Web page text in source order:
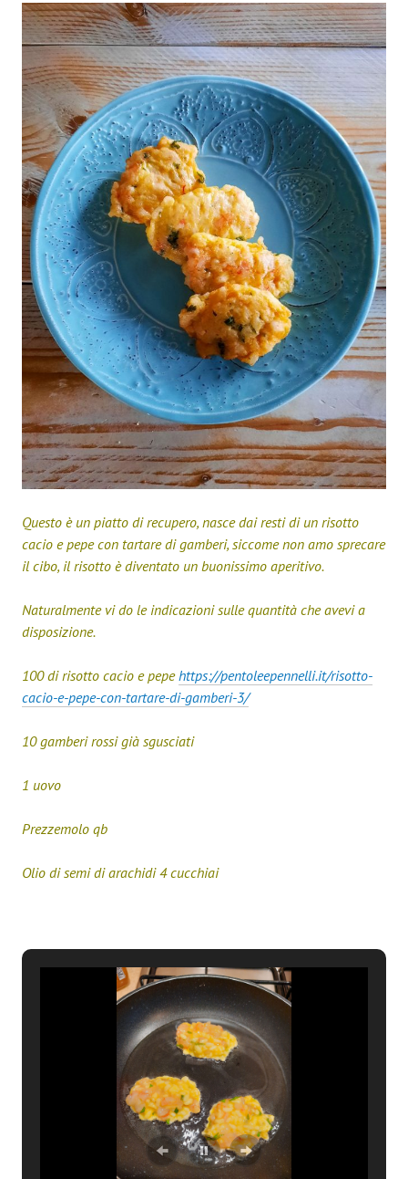
Questo è un piatto di recupero, nasce dai resti di un risotto
cacio e pepe con tartare di gamberi, siccome non amo sprecare
il cibo, il risotto è diventato un buonissimo aperitivo.
Naturalmente vi do le indicazioni sulle quantità che avevi a
disposizione.
100 di risotto cacio e pepehttps://pentoleepennelli.it/risotto-
cacio-e-pepe-con-tartare-di-gamberi-3/
10 gamberi rossi già sgusciati
1 uovo
Prezzemolo qb
Olio di semi di arachidi 4 cucchiai